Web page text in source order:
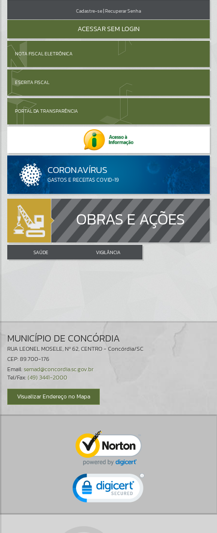
Por favor, aguarde...
Cadastre-se|Recuperar Senha
ACESSAR SEM LOGIN
NOTA FISCAL ELETRÔNICA
ESCRITA FISCAL
PORTAL DA TRANSPARÊNCIA
OBRAS E AÇÕES
SAÚDE VIGILÂNCIA
MUNICÍPIO DE CONCÓRDIA
RUA LEONEL MOSELE, Nº 62, CENTRO - Concórdia/SC
CEP: 89.700-176
Email:semad@concordia.sc.gov.br
Tel/Fax:(49) 3441-2000
Visualizar Endereço no Mapa